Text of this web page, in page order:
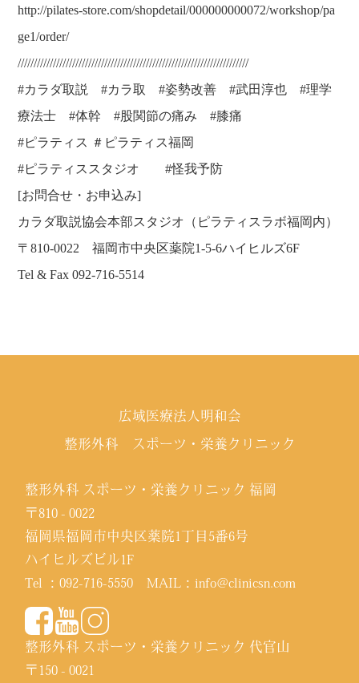
http://pilates-store.com/shopdetail/000000000072/workshop/pa
ge1/order/
////////////////////////////////////////////////////////////////////////
#カラダ取説 #カラ取 #姿勢改善 #武田淳也 #理学
療法士 #体幹 #股関節の痛み #膝痛
#ピラティス ＃ピラティス福岡
#ピラティススタジオ #怪我予防
[お問合せ・お申込み]
カラダ取説協会本部スタジオ（ピラティスラボ福岡内）
〒810-0022 福岡市中央区薬院1-5-6ハイヒルズ6F
Tel & Fax 092-716-5514
広域医療法人明和会
整形外科 スポーツ・栄養クリニック
整形外科 スポーツ・栄養クリニック 福岡
〒810 - 0022
福岡県福岡市中央区薬院1丁目5番6号
ハイヒルズビル1F
Tel ：092-716-5550 MAIL：info@clinicsn.com
整形外科 スポーツ・栄養クリニック 代官山
〒150 - 0021